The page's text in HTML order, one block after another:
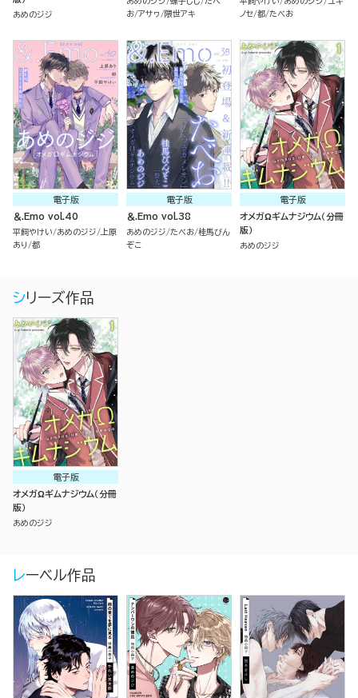
あめのジジ
お アサヮ 隈世アキ
ノセ 都 たべお
電子版
＆.Emo vol.40
平飼やけい あめのジジ
上原
あり
都
電子版
＆.Emo vol.38
あめのジジ たべお 桂馬びん
ぞこ
電子版
オメガΩギムナジウム（分冊
版）
あめのジジ
シリーズ作品
電子版
オメガΩギムナジウム（分冊
版）
あめのジジ
レーベル作品